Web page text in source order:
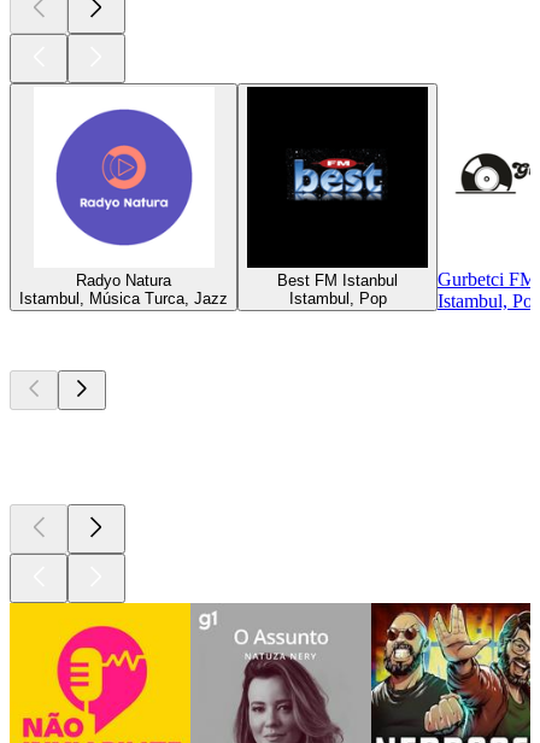
Radyo Natura
Istambul, Música Turca, Jazz
Best FM Istanbul
Istambul, Pop
Gurbetci FM
Istambul,